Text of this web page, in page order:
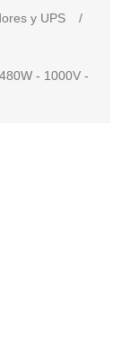
y UPS
/
- 1000V -